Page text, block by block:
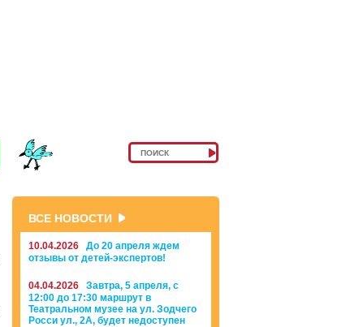
ВСЕ НОВОСТИ
10.04.2026
До 20 апреля ждем
отзывы от детей-экспертов!
04.04.2026
Завтра, 5 апреля, с
12:00 до 17:30 маршрут в
Театральном музее на ул. Зодчего
Росси ул., 2А, будет недоступен